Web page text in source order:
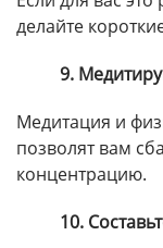
делайте
9.
Медитация и
позволят вам
концентрацию.
10.